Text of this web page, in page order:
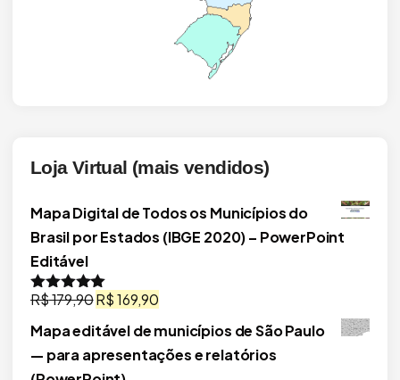
Loja Virtual (mais vendidos)
Mapa Digital de Todos os Municípios do
Brasil por Estados (IBGE 2020) – PowerPoint
Editável
Avaliação
R$179,90O
preço
era:
R$169,90
preço
atual
Mapa editável de municípios de São Paulo
— para apresentações e relatórios